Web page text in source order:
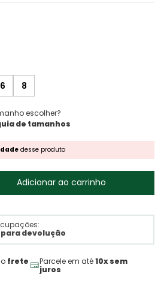
6 8
escolher?
desse produto
Adicionar ao carrinho
para devolução
o frete
Parcele em até10x sem
juros